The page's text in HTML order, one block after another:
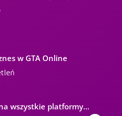
w GTA Online
wszystkie platformy...